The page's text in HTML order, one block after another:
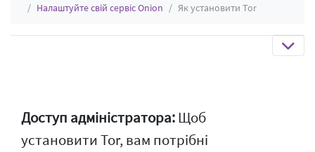
Налаштуйте свій сервіс Onion
Як установити Tor
Доступ адміністратора:Щоб
установити Tor, вам потрібні